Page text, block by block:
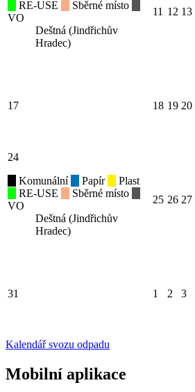
RE-USE
Sběrné místo
VO
Deštná (Jindřichův
Hradec)
11 12 13
17 18 19 20
24
Komunální
Papír
Plast
RE-USE
Sběrné místo
VO
Deštná (Jindřichův
Hradec)
25 26 27
31 1 2 3
Kalendář svozu odpadu
Mobilní aplikace